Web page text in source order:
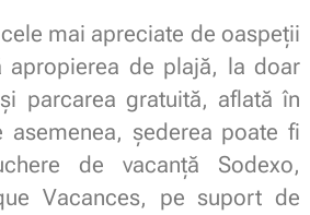
mai apreciate de oaspeții
apropierea de plajă, la doar
parcarea gratuită, aflată în
asemenea, șederea poate fi
de vacanță Sodexo,
Vacances, pe suport de